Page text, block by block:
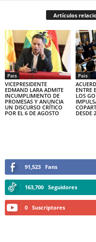
Artículos
Pais
VICEPRESIDENTE
EDMAND LARA ADMITE
INCUMPLIMIENTO DE
PROMESAS Y ANUNCIA
UN DISCURSO CRÍTICO
POR EL 6 DE AGOSTO
Pais
ENTRE
LOS
DESDE
91,523 Fans
163,700 Seguidores
0 Suscriptores